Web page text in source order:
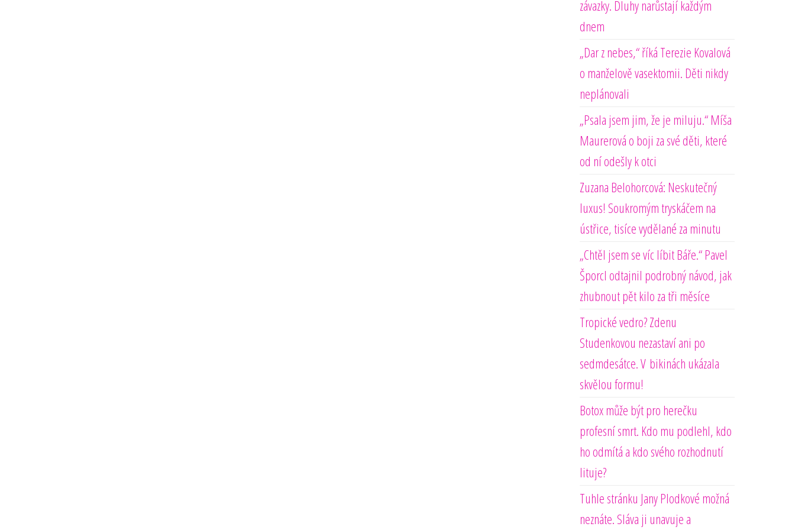
závazky. Dluhy narůstají každým
dnem
„Dar z nebes,“ říká Terezie Kovalová
o manželově vasektomii. Děti nikdy
neplánovali
„Psala jsem jim, že je miluju.“ Míša
Maurerová o boji za své děti, které
od ní odešly k otci
Zuzana Belohorcová: Neskutečný
luxus! Soukromým tryskáčem na
ústřice, tisíce vydělané za minutu
„Chtěl jsem se víc líbit Báře.“ Pavel
Šporcl odtajnil podrobný návod, jak
zhubnout pět kilo za tři měsíce
Tropické vedro? Zdenu
Studenkovou nezastaví ani po
sedmdesátce. V bikinách ukázala
skvělou formu!
Botox může být pro herečku
profesní smrt. Kdo mu podlehl, kdo
ho odmítá a kdo svého rozhodnutí
lituje?
Tuhle stránku Jany Plodkové možná
neznáte. Sláva ji unavuje a